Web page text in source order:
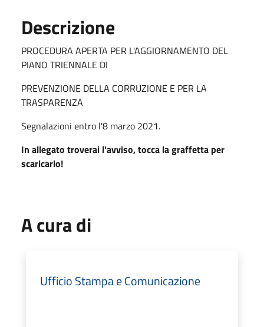
Descrizione
PROCEDURA APERTA PER L'AGGIORNAMENTO DEL
PIANO TRIENNALE DI
PREVENZIONE DELLA CORRUZIONE E PER LA
TRASPARENZA
Segnalazioni entro l'8 marzo 2021.
In allegato troverai l'avviso, tocca la graffetta per
scaricarlo!
A cura di
Ufficio Stampa e Comunicazione